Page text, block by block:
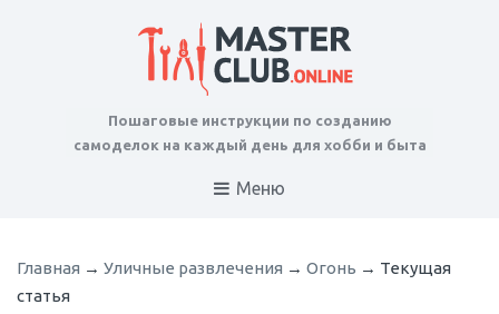
Пошаговые инструкции по созданию
самоделок на каждый день для хобби и быта
Меню
Главная → Уличные развлечения → Огонь → Текущая
статья